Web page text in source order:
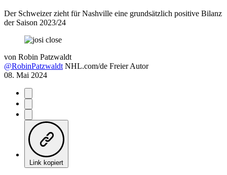
Der Schweizer zieht für Nashville eine grundsätzlich positive Bilanz
der Saison 2023/24
von Robin Patzwaldt
@RobinPatzwaldt NHL.com/de Freier Autor
08. Mai 2024
Link kopiert